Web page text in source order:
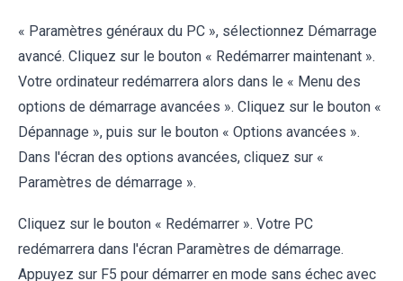
« Paramètres généraux du PC », sélectionnez Démarrage
avancé. Cliquez sur le bouton « Redémarrer maintenant ».
Votre ordinateur redémarrera alors dans le « Menu des
options de démarrage avancées ». Cliquez sur le bouton «
Dépannage », puis sur le bouton « Options avancées ».
Dans l'écran des options avancées, cliquez sur «
Paramètres de démarrage ».
Cliquez sur le bouton « Redémarrer ». Votre PC
redémarrera dans l'écran Paramètres de démarrage.
Appuyez sur F5 pour démarrer en mode sans échec avec